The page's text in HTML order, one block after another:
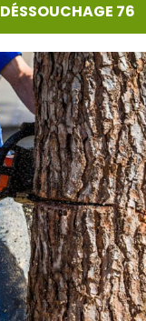
DÉSSOUCHAGE 76